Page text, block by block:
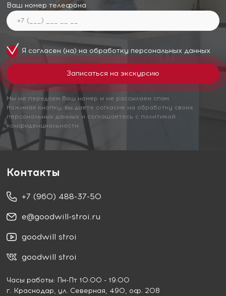
Ваш номер телефона
Я согласен (на) на обработку персональных данных
Мы не передаем Ваш номер и не рассылаем спам.
Нажимая кнопку, вы даете согласие на обработку своих
персональных данных и соглашаетесь с политикой
конфиденциальности
Контакты
+7 (960) 488-37-50
e@goodwill-stroi.ru
goodwill stroi
goodwill stroi
Часы работы: Пн-Пт 10:00 - 19:00
г. Краснодар, ул. Северная, 490, оф. 208